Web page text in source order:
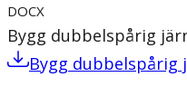
DOCX
Bygg dubbelspårig
Bygg dubbelspårig